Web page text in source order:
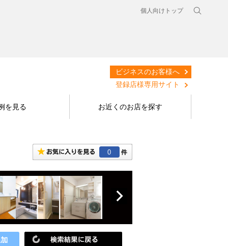
個人向けトップ
ビジネスのお客様へ
登録店様専用サイト
を見る お近くのお店を探す
0